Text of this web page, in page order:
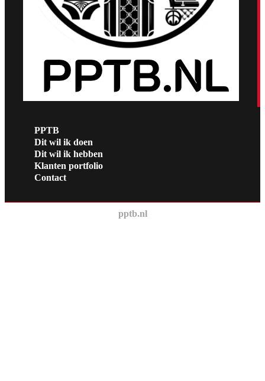
PPTB
Dit wil ik doen
Dit wil ik hebben
Klanten portfolio
Contact
pptb.nl